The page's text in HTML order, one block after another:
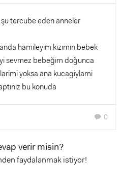
tercube eden anneler
hamileyim kızımın bebek
sevmez bebeğim doğunca
yoksa ana kucagiylami
bu konuda
chat 0
verir misin?
faydalanmak istiyor!